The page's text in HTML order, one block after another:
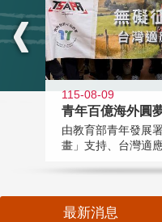
115-08-09
青年百億海外圓
由教育部青年發展
畫」支持、台灣適
最新消息